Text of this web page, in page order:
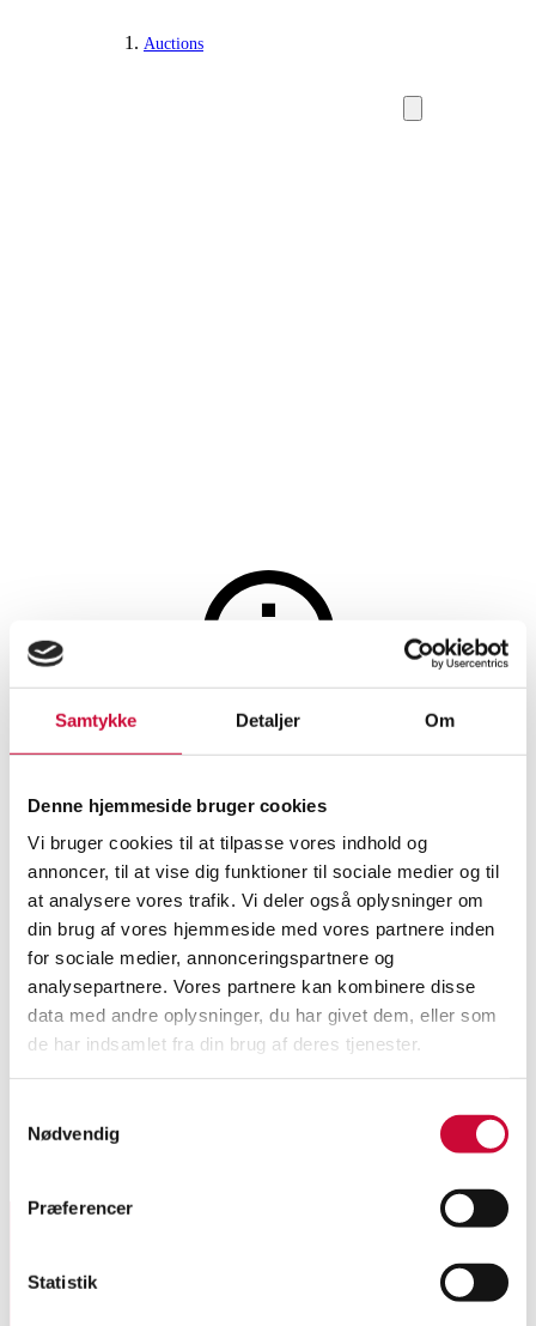
Samtykke Detaljer Om
Denne hjemmeside bruger cookies
Vi bruger cookies til at tilpasse vores indhold og
annoncer, til at vise dig funktioner til sociale medier og til
at analysere vores trafik. Vi deler også oplysninger om
din brug af vores hjemmeside med vores partnere inden
for sociale medier, annonceringspartnere og
analysepartnere. Vores partnere kan kombinere disse
data med andre oplysninger, du har givet dem, eller som
de har indsamlet fra din brug af deres tjenester.
Nødvendig
Præferencer
Statistik
Auctions
Edged weapons
Danish saber M1950
The auction is closed
Danish saber M1950
SHOWROOM
Vejle
ESTIMATE
DKK 2,400
ITEM NUMBER
6533370
Description
Sign up for our newsletter and receive news and offers